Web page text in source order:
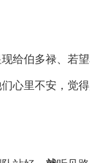
给伯多禄、若
心里不安，觉